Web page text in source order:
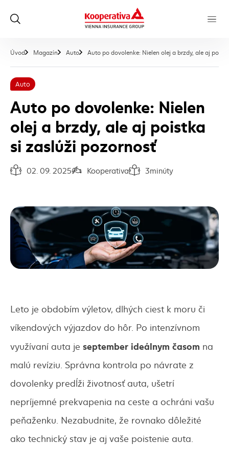
Úvod Magazín Auto Auto po dovolenke: Nielen olej a brzdy, ale aj
Auto
Auto po dovolenke: Nielen
olej a brzdy, ale aj poistka
si zaslúži pozornosť
Dátum vydania článku:
02. 09. 2025Autor článku:
KooperativaČas na prečítanie článku:
3minúty
Leto je obdobím výletov, dlhých ciest k moru či
víkendových výjazdov do hôr. Po intenzívnom
využívaní auta je september ideálnym časom na
malú revíziu. Správna kontrola po návrate z
dovolenky predĺži životnosť auta, ušetrí
nepríjemné prekvapenia na ceste a ochráni vašu
peňaženku. Nezabudnite, že rovnako dôležité
ako technický stav je aj vaše poistenie auta.